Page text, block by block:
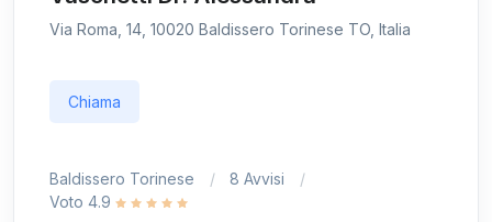
Via Roma, 14, 10020 Baldissero Torinese TO, Italia
Chiama
Baldissero Torinese
8 Avvisi
Voto 4.9